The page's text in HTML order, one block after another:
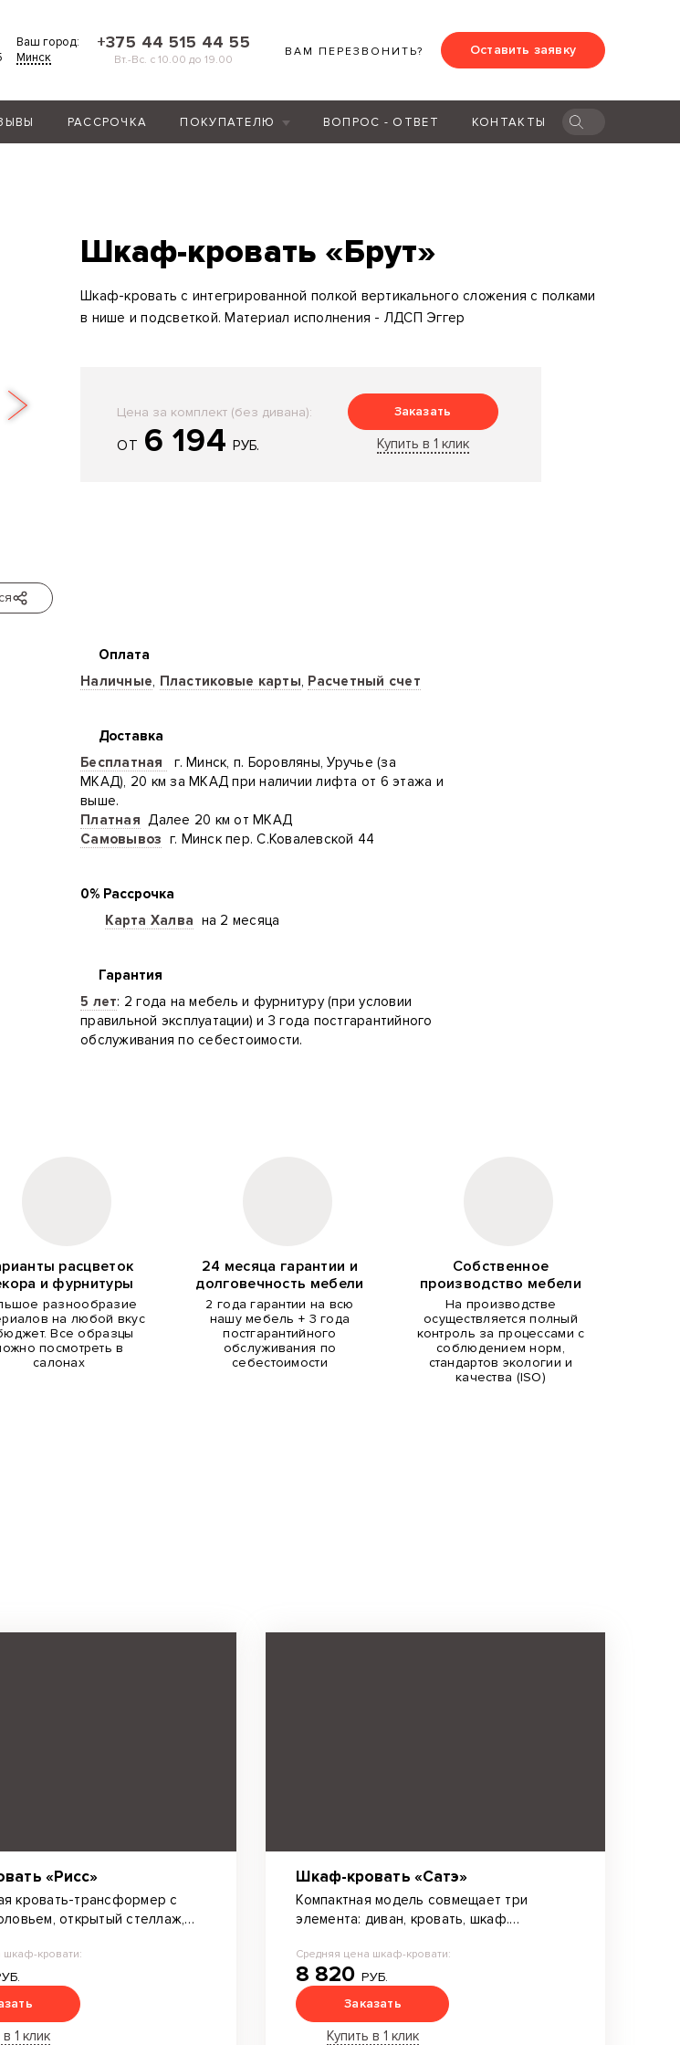
Ваш город:
Минск
+375 44 515 44 55
Вт.-Вс. с 10.00 до 19.00
ВАМ ПЕРЕЗВОНИТЬ? Оставить заявку
РАССРОЧКА ПОКУПАТЕЛЮ ВОПРОС - ОТВЕТ КОНТАКТЫ
Шкаф-кровать «Брут»
Шкаф-кровать с интегрированной полкой вертикального сложения с полками
в нише и подсветкой. Материал исполнения - ЛДСП Эггер
Цена за комплект (без дивана):
ОТ 6 194 РУБ.
Заказать
Купить в 1 клик
Оплата
Наличные, Пластиковые карты, Расчетный счет
Доставка
Бесплатная
г. Минск, п. Боровляны, Уручье (за
МКАД), 20 км за МКАД при наличии лифта от 6 этажа и
выше.
Платная Далее 20 км от МКАД
Самовывоз г. Минск пер. С.Ковалевской 44
0% Рассрочка
Карта Халва на 2 месяца
Гарантия
5 лет: 2 года на мебель и фурнитуру (при условии
правильной эксплуатации) и 3 года постгарантийного
обслуживания по себестоимости.
расцветок
и фурнитуры
разнообразие
на любой вкус
Все образцы
посмотреть в
салонах
24 месяца гарантии и
долговечность мебели
2 года гарантии на всю
нашу мебель + 3 года
постгарантийного
обслуживания по
себестоимости
Собственное
производство мебели
На производстве
осуществляется полный
контроль за процессами с
соблюдением норм,
стандартов экологии и
качества (ISO)
«Рисс»
кровать-трансформер с
открытый стеллаж,
шкаф-кровати:
1 клик
Шкаф-кровать «Сатэ»
Компактная модель совмещает три
элемента: диван, кровать, шкаф.
необходимости снятия предметов с нее.
Средняя цена шкаф-кровати:
8 820 РУБ.
Заказать
Купить в 1 клик